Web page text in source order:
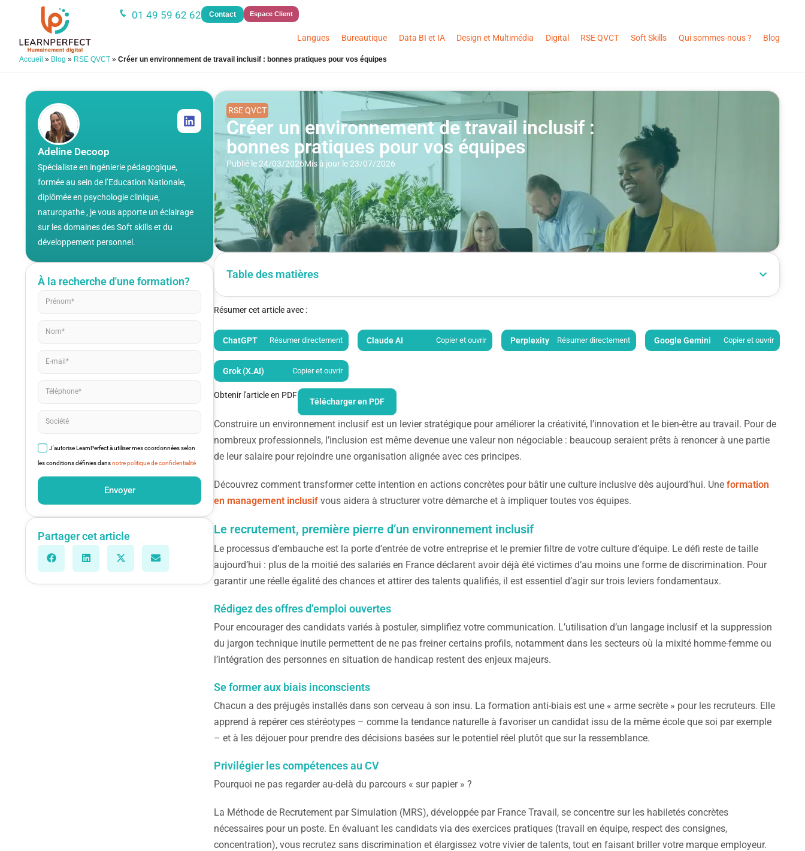
01 49 59 62 62 Contact Espace Client
Langues Bureautique Data BI et IA Design et Multimédia Digital RSE QVCT Soft Skills Qui sommes-nous ? Blog
Accueil » Blog » RSE QVCT » Créer un environnement de travail inclusif : bonnes pratiques pour vos équipes
Adeline Decoop
Spécialiste en ingénierie pédagogique,
formée au sein de l’Education Nationale,
diplômée en psychologie clinique,
naturopathe , je vous apporte un éclairage
sur les domaines des Soft skills et du
développement personnel.
À la recherche d'une formation?
J'autorise LearnPerfect à utiliser mes coordonnées selon
les conditions définies dansnotre politique de confidentialité
Envoyer
Partager cet article
RSE QVCT
Créer un environnement de travail inclusif :
bonnes pratiques pour vos équipes
Publié le 24/03/2026Mis à jour le 23/07/2026
Table des matières
Résumer cet article avec :
ChatGPT Résumer directement Claude AI Copier et ouvrir Perplexity Résumer directement Google Gemini Copier et ouvrir
Grok (X.AI) Copier et ouvrir
Obtenir l'article en PDF
Télécharger en PDF
Construire un environnement inclusif est un levier stratégique pour améliorer la créativité, l’innovation et le bien-être au travail. Pour de
nombreux professionnels, l’inclusion est même devenue une valeur non négociable : beaucoup seraient prêts à renoncer à une partie
de leur salaire pour rejoindre une organisation alignée avec ces principes.
Découvrez comment transformer cette intention en actions concrètes pour bâtir une culture inclusive dès aujourd’hui. Une formation
en management inclusif vous aidera à structurer votre démarche et à impliquer toutes vos équipes.
Le recrutement, première pierre d’un environnement inclusif
Le processus d’embauche est la porte d’entrée de votre entreprise et le premier filtre de votre culture d’équipe. Le défi reste de taille
aujourd’hui : plus de la moitié des salariés en France déclarent avoir déjà été victimes d’au moins une forme de discrimination. Pour
garantir une réelle égalité des chances et attirer des talents qualifiés, il est essentiel d’agir sur trois leviers fondamentaux.
Rédigez des offres d’emploi ouvertes
Pour encourager des candidats variés à postuler, simplifiez votre communication. L’utilisation d’un langage inclusif et la suppression
du jargon technique inutile permettent de ne pas freiner certains profils, notamment dans les secteurs où la mixité homme-femme ou
l’intégration des personnes en situation de handicap restent des enjeux majeurs.
Se former aux biais inconscients
Chacun a des préjugés installés dans son cerveau à son insu. La formation anti-biais est une « arme secrète » pour les recruteurs. Elle
apprend à repérer ces stéréotypes – comme la tendance naturelle à favoriser un candidat issu de la même école que soi par exemple
– et à les déjouer pour prendre des décisions basées sur le potentiel réel plutôt que sur la ressemblance.
Privilégier les compétences au CV
Pourquoi ne pas regarder au-delà du parcours « sur papier » ?
La Méthode de Recrutement par Simulation (MRS), développée par France Travail, se concentre sur les habiletés concrètes
nécessaires pour un poste. En évaluant les candidats via des exercices pratiques (travail en équipe, respect des consignes,
concentration), vous recrutez sans discrimination et élargissez votre vivier de talents, tout en faisant briller votre marque employeur.